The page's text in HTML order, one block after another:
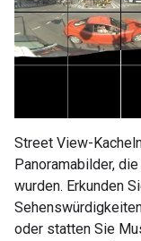
Street View-
Panoramabilder,
wurden. Erkunden
oder statten Sie